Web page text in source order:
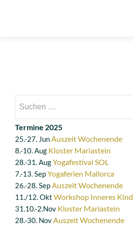
nach:
Termine 2025
25.-27. JunAuszeit Wochenende
8.-10. Aug Kloster Mariastein
28.-31. AugYogafestival SOL
7.-13. SepYogaferien Mallorca
26.-28. SepAuszeit Wochenende
11./12. Okt Workshop Inneres Kind
31.10.-2.Nov Kloster Mariastein
28.-30. NovAuszeit Wochenende